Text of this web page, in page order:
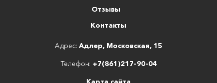
Отзывы
Контакты
Адрес: Адлер, Московская, 15
Телефон: +7(861)217-90-04